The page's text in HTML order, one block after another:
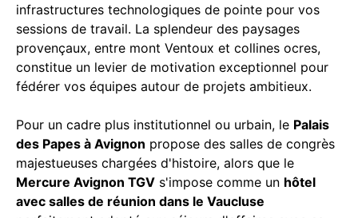
infrastructures technologiques de pointe pour vos
sessions de travail. La splendeur des paysages
provençaux, entre mont Ventoux et collines ocres,
constitue un levier de motivation exceptionnel pour
fédérer vos équipes autour de projets ambitieux.
Pour un cadre plus institutionnel ou urbain, le Palais
des Papes à Avignon propose des salles de congrès
majestueuses chargées d'histoire, alors que le
Mercure Avignon TGV s'impose comme un hôtel
avec salles de réunion dans le Vaucluse